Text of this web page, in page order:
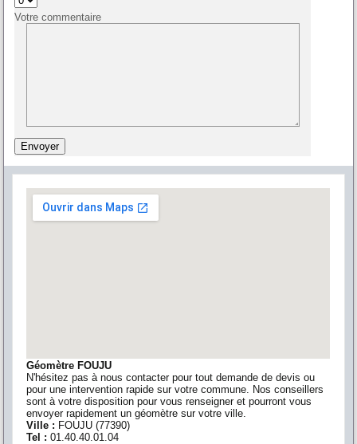
Votre commentaire
Géomètre FOUJU
N'hésitez pas à nous contacter pour tout demande de devis ou
pour une intervention rapide sur votre commune. Nos conseillers
sont à votre disposition pour vous renseigner et pourront vous
envoyer rapidement un géomètre sur votre ville.
Ville : FOUJU (77390)
Tel :01.40.40.01.04